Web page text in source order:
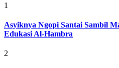
1
Asyiknya Ngopi Santai Sambil
Edukasi Al-Hambra
2